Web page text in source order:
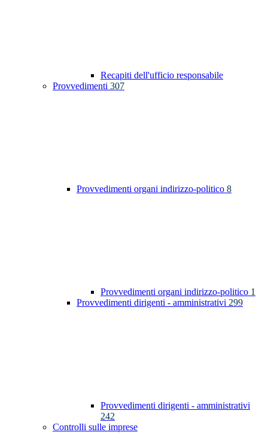
Recapiti dell'ufficio responsabile
Provvedimenti 307
Provvedimenti organi indirizzo-politico 8
Provvedimenti organi indirizzo-politico 1
Provvedimenti dirigenti - amministrativi 299
Provvedimenti dirigenti - amministrativi
242
Controlli sulle imprese